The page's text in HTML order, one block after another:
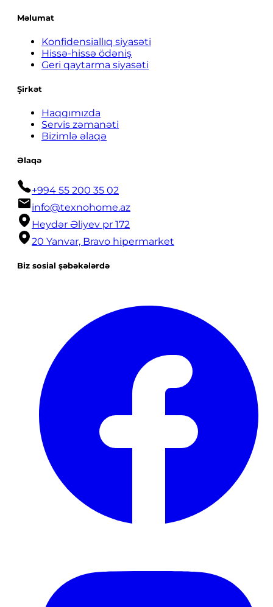
Məlumat
Konfidensiallıq siyasəti
Hissə-hissə ödəniş
Geri qaytarma siyasəti
Şirkət
Haqqımızda
Servis zəmanəti
Bizimlə əlaqə
Əlaqə
+994 55 200 35 02
info@texnohome.az
Heydər Əliyev pr 172
20 Yanvar, Bravo hipermarket
Biz sosial şəbəkələrdə